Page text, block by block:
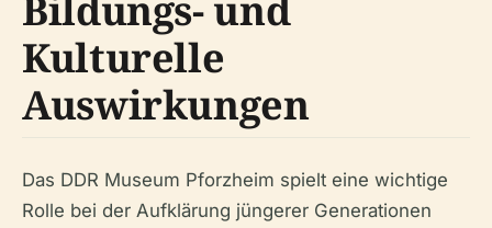
Kulturelle
Auswirkungen
Das DDR Museum Pforzheim spielt eine wichtige
Rolle bei der Aufklärung jüngerer Generationen